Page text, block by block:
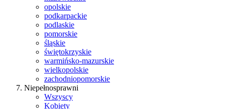
opolskie
podkarpackie
podlaskie
pomorskie
śląskie
świętokrzyskie
warmińsko-mazurskie
wielkopolskie
zachodniopomorskie
Niepełnosprawni
Wszyscy
Kobiety